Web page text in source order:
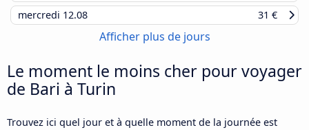
mercredi 12.08 31 €
Afficher plus de jours
Le moment le moins cher pour voyager
de Bari à Turin
Trouvez ici quel jour et à quelle moment de la journée est